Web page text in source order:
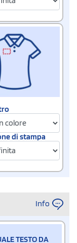
di stampa
Info
TESTO DA